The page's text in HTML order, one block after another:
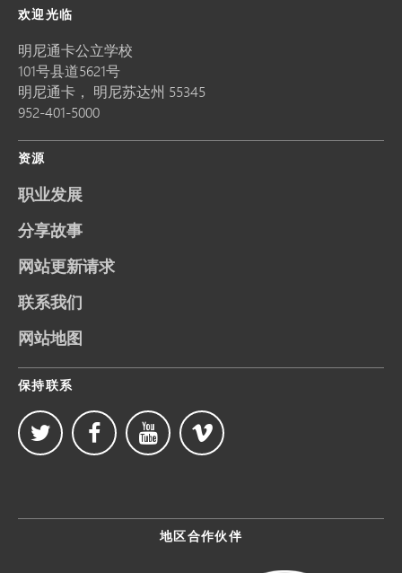
欢迎光临
明尼通卡公立学校
101号县道5621号
明尼通卡， 明尼苏达州 55345
952-401-5000
资源
职业发展
分享故事
网站更新请求
联系我们
网站地图
保持联系
地区合作伙伴